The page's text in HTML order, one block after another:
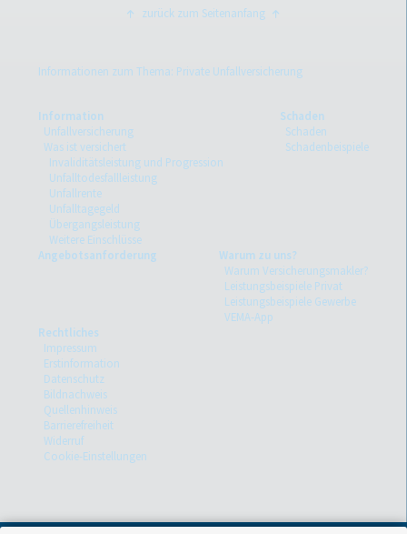
zurück zum Seitenanfang
Informationen zum Thema: Private Unfallversicherung
Information
Unfallversicherung
Was ist versichert
Invaliditätsleistung und Progression
Unfalltodesfallleistung
Unfallrente
Unfalltagegeld
Übergangsleistung
Weitere Einschlüsse
Schaden
Schaden
Schadenbeispiele
Angebotsanforderung
Warum zu uns?
Warum Versicherungsmakler?
Leistungsbeispiele Privat
Leistungsbeispiele Gewerbe
VEMA-App
Rechtliches
Impressum
Erstinformation
Datenschutz
Bildnachweis
Quellenhinweis
Barrierefreiheit
Widerruf
Cookie-Einstellungen